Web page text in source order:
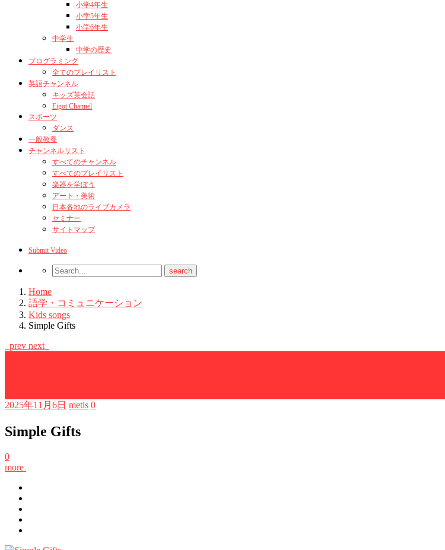
小学4年生
小学5年生
小学6年生
中学生
中学の歴史
プログラミング
全てのプレイリスト
英語チャンネル
キッズ英会話
Eigot Channel
スポーツ
ダンス
一般教養
チャンネルリスト
すべてのチャンネル
すべてのプレイリスト
楽器を学ぼう
アート・美術
日本各地のライブカメラ
セミナー
サイトマップ
Submit Video
Home
語学・コミュニケーション
Kids songs
Simple Gifts
prev next
2025年11月6日 metis 0
Simple Gifts
0
more